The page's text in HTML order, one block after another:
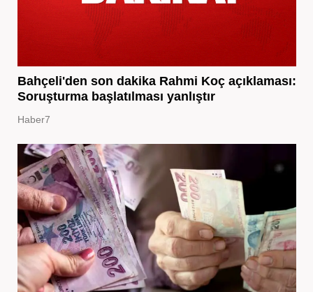
Bahçeli'den son dakika Rahmi Koç açıklaması:
Soruşturma başlatılması yanlıştır
Haber7